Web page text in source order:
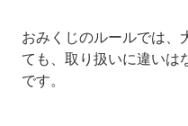
おみくじのルールでは、
ても、取り扱いに違いは
です。